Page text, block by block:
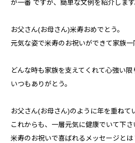
が一番 ですが、簡単な文例を紹介します
お父さん(お母さん)米寿おめでとう。
元気な姿で米寿のお祝いができて家族一
どんな時も家族を支えてくれて心強い限
いつもありがとう。
お父さん(お母さん)のように年を重ねて
これからも、一層元気に健康でいて下さ
米寿のお祝いで喜ばれるメッセージと